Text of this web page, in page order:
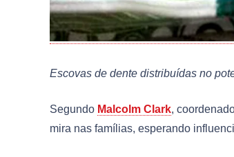
Escovas de dente distribuídas no
Segundo Malcolm Clark,
mira nas famílias, esperando